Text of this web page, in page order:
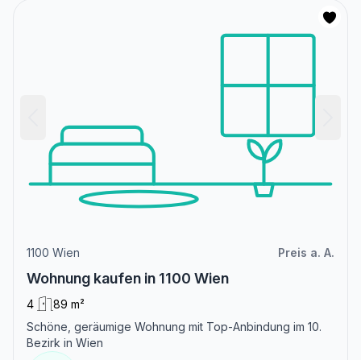
1100 Wien Preis a. A.
Wohnung kaufen in 1100 Wien
4
89 m²
Schöne, geräumige Wohnung mit Top-Anbindung im 10.
Bezirk in Wien